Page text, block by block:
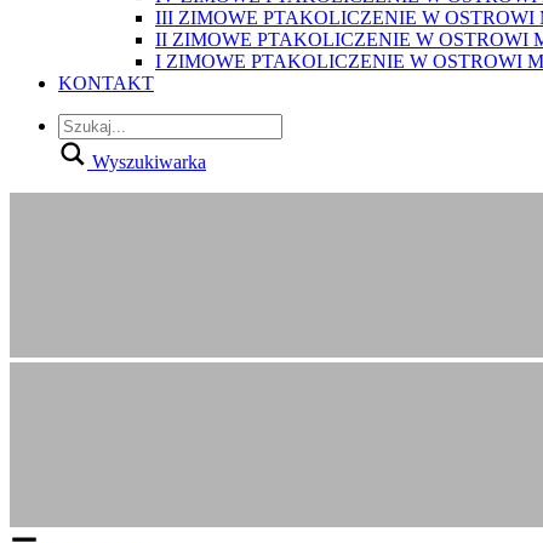
III ZIMOWE PTAKOLICZENIE W OSTROWI
II ZIMOWE PTAKOLICZENIE W OSTROWI
I ZIMOWE PTAKOLICZENIE W OSTROWI
KONTAKT
Wyszukiwarka